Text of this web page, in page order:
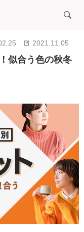
2021.11.05
似合う色の秋冬